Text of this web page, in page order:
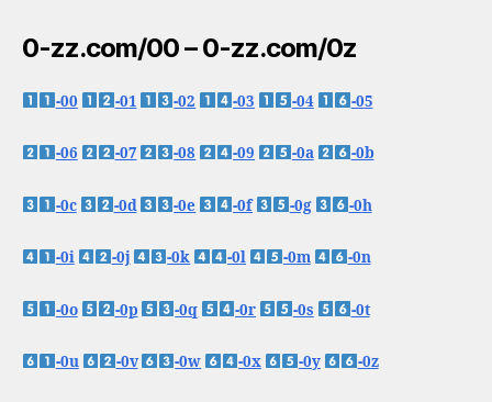
0-zz.com/00 – 0-zz.com/0z
-00 -01 -02 -03 -04 -05
-06 -07 -08 -09 -0a -0b
-0c -0d -0e -0f -0g -0h
-0i -0j -0k -0l -0m -0n
-0o -0p -0q -0r -0s -0t
-0u -0v -0w -0x -0y -0z